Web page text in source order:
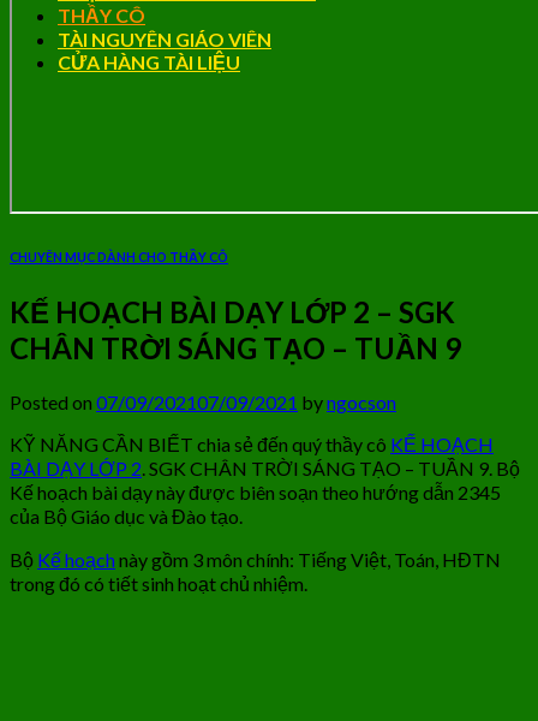
THẦY CÔ
TÀI NGUYÊN GIÁO VIÊN
CỬA HÀNG TÀI LIỆU
CHUYÊN MỤC DÀNH CHO THẦY CÔ
KẾ HOẠCH BÀI DẠY LỚP 2 – SGK
CHÂN TRỜI SÁNG TẠO – TUẦN 9
Posted on 07/09/202107/09/2021 byngocson
KỸ NĂNG CẦN BIẾT chia sẻ đến quý thầy cô KẾ HOẠCH
BÀI DẠY LỚP 2. SGK CHÂN TRỜI SÁNG TẠO – TUẦN 9. Bộ
Kế hoạch bài dạy này được biên soạn theo hướng dẫn 2345
của Bộ Giáo dục và Đào tạo.
Bộ Kế hoạchnày gồm 3 môn chính: Tiếng Việt, Toán, HĐTN
trong đó có tiết sinh hoạt chủ nhiệm.